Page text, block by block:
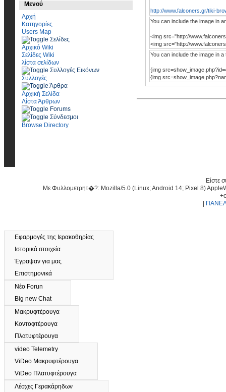
Μενού
Αρχή
Κατηγορίες
Users Map
Σελίδες
Αρχικό Wiki
Σελίδες Wiki
λίστα σελίδων
Συλλογές Εικόνων
Συλλογές
Άρθρα
Αρχική Σελίδα
Λίστα Άρθρων
Forums
Σύνδεσμοι
Browse Directory
http://www.falconers.gr/tiki-
You can include the image in
<img src="http://
<img src="http://
You can include the image in
{img
{img
Είστε
Με Φυλλομετρητ�?: Mozilla/5.0 (Linux; Android 14; Pixel 8)
Εφαρμογές της Ιερακοθηρίας
Ιστορικά στοιχεία
Έγραψαν για μας
Επιστημονικά
Νέο Forun
Big new Chat
Μακρυφτέρουγα
Κοντοφτέρουγα
Πλατυφτέρουγα
video Telemetry
ViDeo Μακρυφτέρουγα
ViDeo Πλατυφτέρουγα
Λέσχες Γερακάρηδων